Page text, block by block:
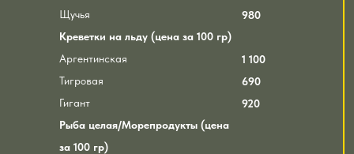
Щучья
Креветки на льду (цена за 100 гр)
Аргентинская
Тигровая
Гигант
Рыба целая/Морепродукты (цена
за 100 гр)
980
1 100
690
920